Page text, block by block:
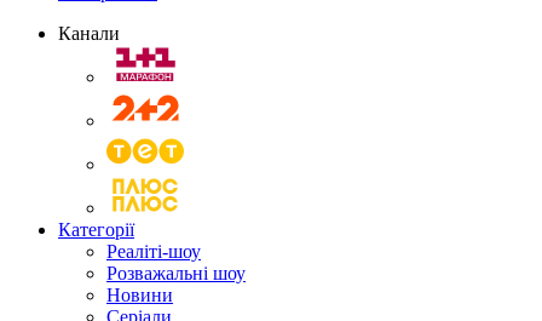
Канали
Категорії
Реаліті-шоу
Розважальні шоу
Новини
Серіали